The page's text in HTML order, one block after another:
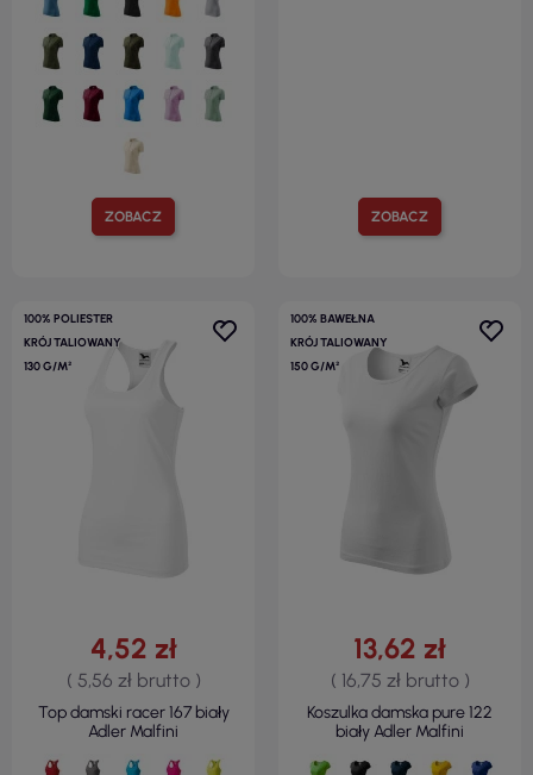
ZOBACZ ZOBACZ
100% POLIESTER
KRÓJ TALIOWANY
130 G/M²
4,52 zł
( 5,56 zł brutto )
Top damski racer 167 biały
Adler Malfini
100% BAWEŁNA
KRÓJ TALIOWANY
150 G/M²
13,62 zł
( 16,75 zł brutto )
Koszulka damska pure 122
biały Adler Malfini